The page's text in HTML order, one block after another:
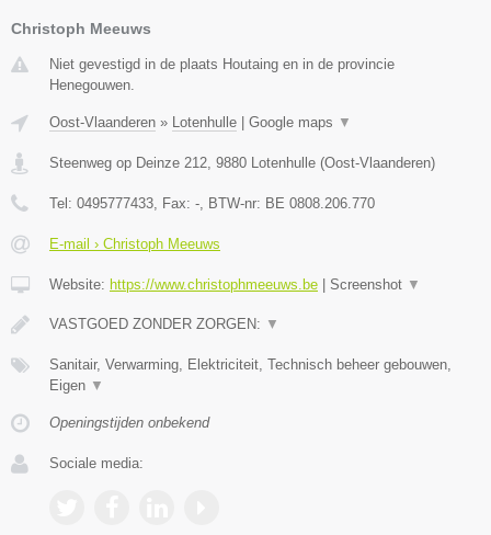
Christoph Meeuws
Niet gevestigd in de plaats Houtaing en in de provincie
Henegouwen.
Oost-Vlaanderen » Lotenhulle Google maps ▼
Steenweg op Deinze 212 9880 Lotenhulle (Oost-Vlaanderen)
Tel: 0495777433 , Fax: - , BTW-nr: BE 0808.206.770
E-mail › Christoph Meeuws
Website: https://www.christophmeeuws.be Screenshot ▼
VASTGOED ZONDER ZORGEN: ▼
Sanitair, Verwarming, Elektriciteit, Technisch beheer gebouwen,
Eigen ▼
Openingstijden onbekend
Sociale media: